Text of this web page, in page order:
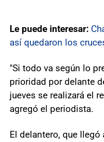
Le puede interesar:
así quedaron los
"Si todo va según lo
prioridad por delante
jueves se realizará el
agregó el periodista.
El delantero, que llegó